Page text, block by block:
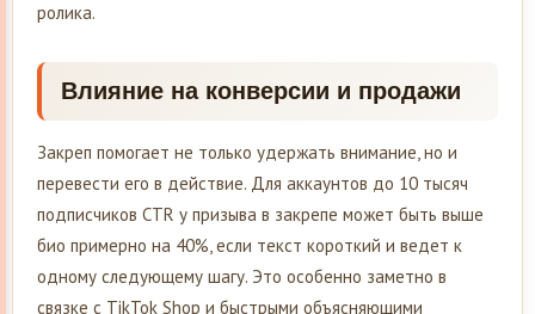
ролика.
Влияние на конверсии и продажи
Закреп помогает не только удержать внимание, но и
перевести его в действие. Для аккаунтов до 10 тысяч
подписчиков CTR у призыва в закрепе может быть выше
био примерно на 40%, если текст короткий и ведет к
одному следующему шагу. Это особенно заметно в
связке с TikTok Shop и быстрыми объясняющими